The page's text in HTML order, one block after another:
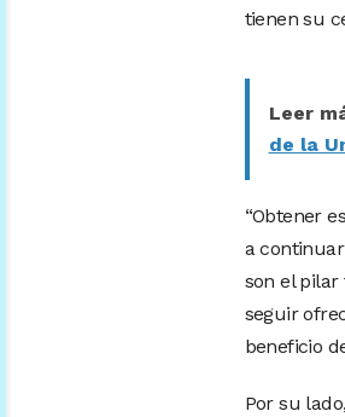
tienen su
Leer
de la
“Obtener
a
son el
seguir
beneficio
Por su